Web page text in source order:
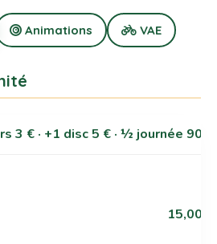
Animations VAE
3 € · +1 disc 5 € · ½ journée 90 €
15,00 €